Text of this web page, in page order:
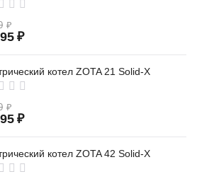
₽
₽
котел ZOTA 21 Solid-X
₽
₽
котел ZOTA 42 Solid-X